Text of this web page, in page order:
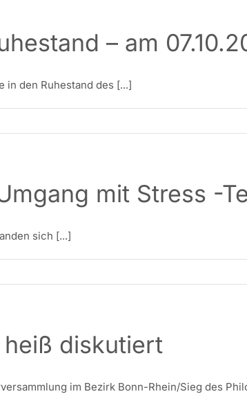
– am
in den Ruhestand des [...]
mit Stress -
sich [...]
diskutiert
im Bezirk Bonn-Rhein/Sieg des